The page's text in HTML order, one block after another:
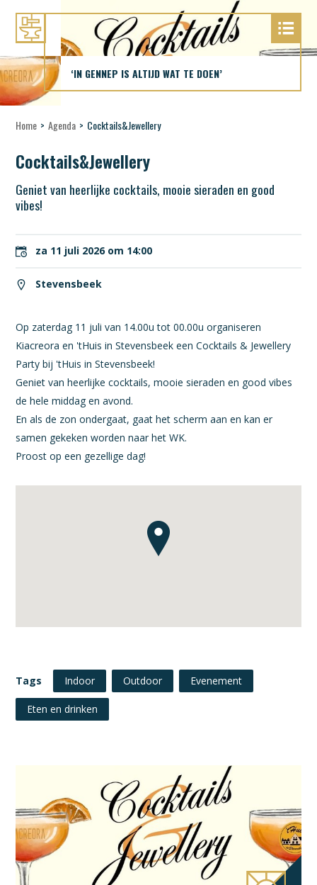
‘IN GENNEP IS ALTIJD WAT TE DOEN’
Home > Agenda > Cocktails&Jewellery
Cocktails&Jewellery
Geniet van heerlijke cocktails, mooie sieraden en good
vibes!
za 11 juli 2026 om 14:00
Stevensbeek
Op zaterdag 11 juli van 14.00u tot 00.00u organiseren
Kiacreora en 'tHuis in Stevensbeek een Cocktails & Jewellery
Party bij 'tHuis in Stevensbeek!
Geniet van heerlijke cocktails, mooie sieraden en good vibes
de hele middag en avond.
En als de zon ondergaat, gaat het scherm aan en kan er
samen gekeken worden naar het WK.
Proost op een gezellige dag!
Tags Indoor Outdoor Evenement
Eten en drinken